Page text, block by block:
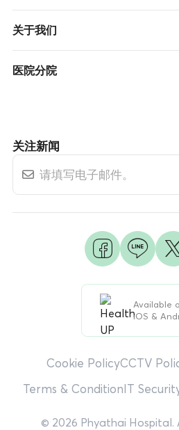
关于我们
医院分院
Available
iOS &
关注新闻
© 2026 Phyathai Hospital.
Cookie PolicyCCTV
Terms & ConditionIT